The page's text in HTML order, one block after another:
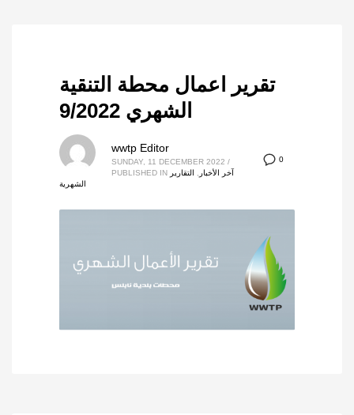
تقرير اعمال محطة التنقية
الشهري 9/2022
0
wwtp Editor
SUNDAY, 11 DECEMBER 2022 /
PUBLISHED IN
آخر الأخبار
التقارير
الشهرية